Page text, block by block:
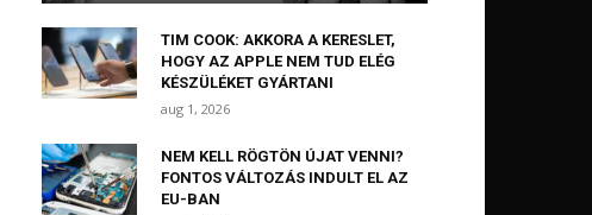
TIM COOK: AKKORA A KERESLET,
HOGY AZ APPLE NEM TUD ELÉG
KÉSZÜLÉKET GYÁRTANI
aug 1, 2026
NEM KELL RÖGTÖN ÚJAT VENNI?
FONTOS VÁLTOZÁS INDULT EL AZ
EU-BAN